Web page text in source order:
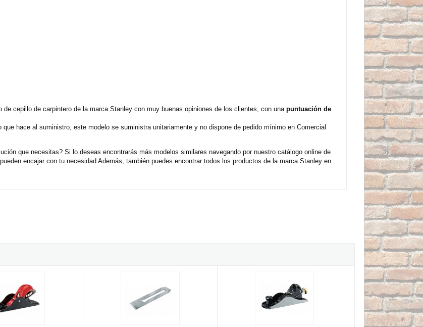
cepillo de carpintero de la marca Stanley con muy buenas opiniones de los clientes, con una puntuación de
hace al suministro, este modelo se suministra unitariamente y no dispone de pedido mínimo en Comercial
que necesitas? Si lo deseas encontrarás más modelos similares navegando por nuestro catálogo online de
encajar con tu necesidad Además, también puedes encontrar todos los productos de la marca Stanley en